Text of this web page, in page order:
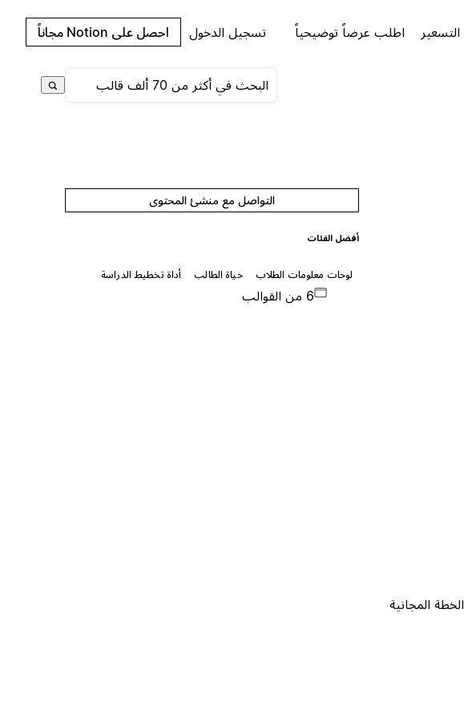
التسعير اطلب عرضاً توضيحياً تسجيل الدخول احصل على Notion مجاناً
التواصل مع منشئ المحتوى
أفضل الفئات
لوحات معلومات الطلاب حياة الطالب أداة تخطيط الدراسة
6 من القوالب
الخطة المجانية